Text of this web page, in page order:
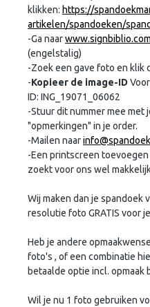
klikken: https://
artikelen/spandoeken/
-Ga naarwww.signbiblio.com
(engelstalig)
-Zoek een gave foto en klik
-Kopieer de image-ID
ID: ING_19071_06062
-Stuur dit nummer mee met
"opmerkingen" in je order.
-Mailen naar
-Een printscreen
zoekt voor ons wel
Wij maken dan je spandoek
resolutie foto GRATIS voor
Heb je andere
foto's , of een combinatie
betaalde optie incl. opmaak
Wil je nu 1 foto gebruiken